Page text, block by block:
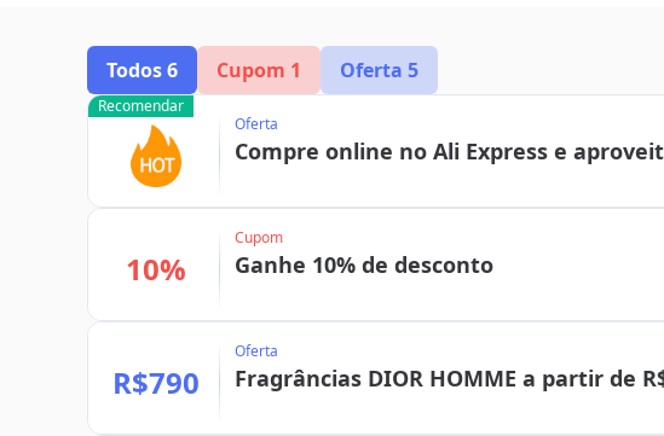
Todos6 Cupom 1 Oferta 5
Recomendar
Oferta
Compre online no Ali Express e
10%
Cupom
Ganhe 10% de desconto
R$790
Oferta
Fragrâncias DIOR HOMME a partir de